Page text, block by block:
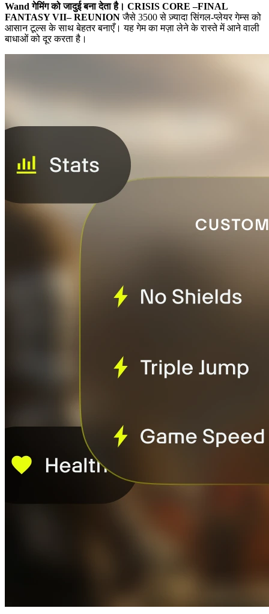
Wand गेमिंग को जादुई बना देता है। CRISIS CORE –FINAL
FANTASY VII– REUNIONजैसे 3500 से ज़्यादा सिंगल-प्लेयर गेम्स को
आसान टूल्स के साथ बेहतर बनाएँ। यह गेम का मज़ा लेने के रास्ते में आने वाली
बाधाओं को दूर करता है।